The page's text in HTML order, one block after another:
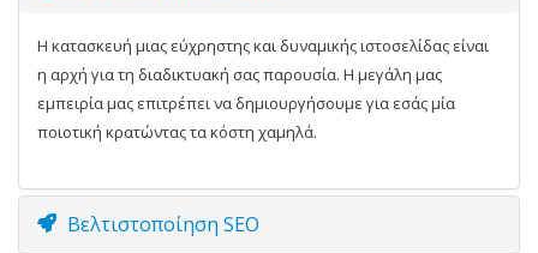
Η κατασκευή μιας εύχρηστης και δυναμικής ιστοσελίδας είναι
η αρχή για τη διαδικτυακή σας παρουσία. Η μεγάλη μας
εμπειρία μας επιτρέπει να δημιουργήσουμε για εσάς μία
ποιοτική κρατώντας τα κόστη χαμηλά.
Βελτιστοποίηση SEO